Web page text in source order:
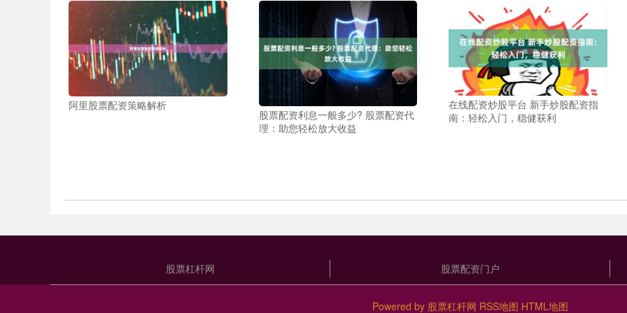
阿里股票配资策略解析
股票配资利息一般多少? 股票配资代
理：助您轻松放大收益
在线配资炒股平台 新手炒股配资指
南：轻松入门，稳健获利
股票杠杆网 股票配资门户
Powered by 股票杠杆网 RSS地图 HTML地图